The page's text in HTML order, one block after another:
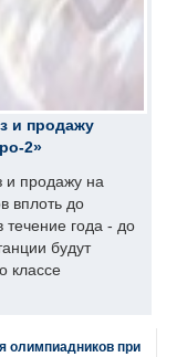
и продажу
2»
и продажу на
вплоть до
течение года - до
будут
классе
олимпиадников при